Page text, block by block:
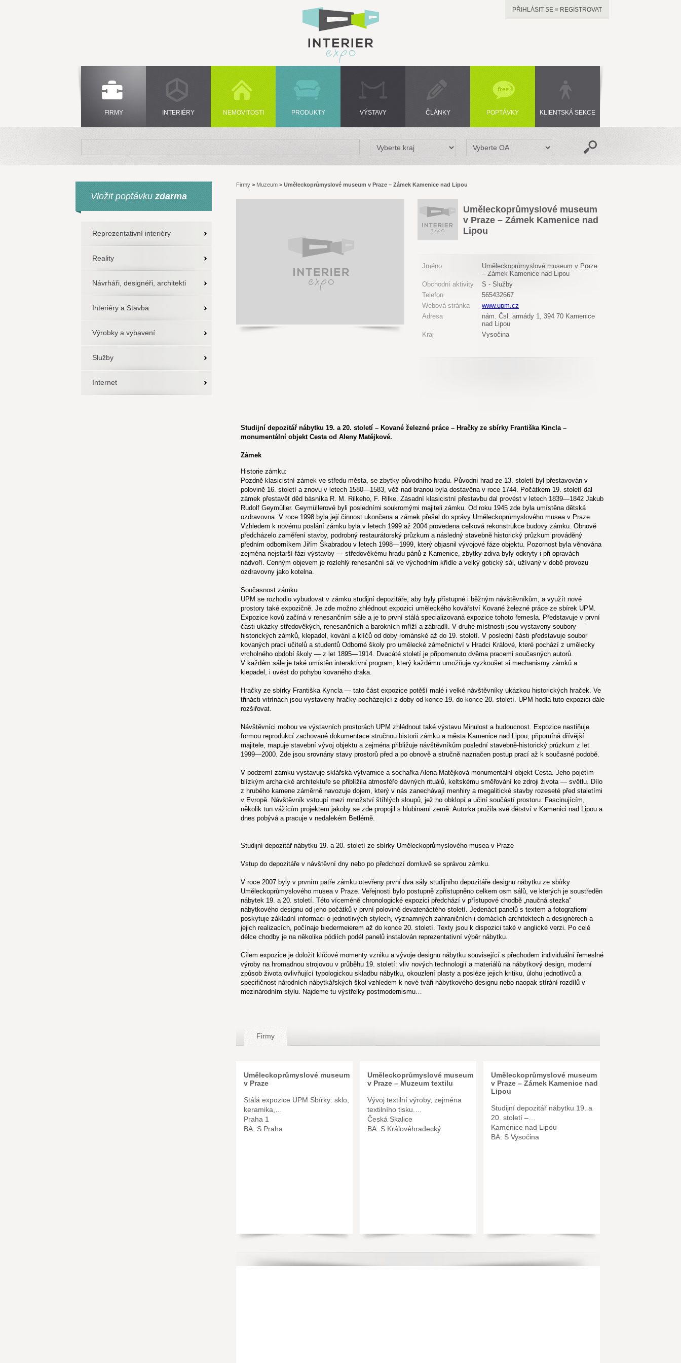
PŘIHLÁSIT SE ■ REGISTROVAT
FIRMY INTERIÉRY NEMOVITOSTI PRODUKTY VÝSTAVY ČLÁNKY POPTÁVKY KLIENTSKÁ SEKCE
Vložit poptávku zdarma
Reprezentativní interiéry
Reality
Návrháři, designéři, architekti
Interiéry a Stavba
Výrobky a vybavení
Služby
Internet
Firmy > Muzeum > Uměleckoprůmyslové museum v Praze – Zámek Kamenice nad Lipou
Uměleckoprůmyslové museum
v Praze – Zámek Kamenice nad
Lipou
Jméno
Uměleckoprůmyslové museum v Praze
– Zámek Kamenice nad Lipou
Obchodní aktivity
S - Služby
Telefon
565432667
Webová stránka
www.upm.cz
Adresa
nám. Čsl. armády 1, 394 70 Kamenice
nad Lipou
Kraj
Vysočina
Studijní depozitář nábytku 19. a 20. století – Kované železné práce – Hračky ze sbírky Františka Kincla –
monumentální objekt Cesta od Aleny Matějkové.
Zámek
Historie zámku:
Pozdně klasicistní zámek ve středu města, se zbytky původního hradu. Původní hrad ze 13. století byl přestavován v
polovině 16. století a znovu v letech 1580—1583, věž nad branou byla dostavěna v roce 1744. Počátkem 19. století dal
zámek přestavět děd básníka R. M. Rilkeho, F. Rilke. Zásadní klasicistní přestavbu dal provést v letech 1839—1842 Jakub
Rudolf Geymüller. Geymüllerové byli posledními soukromými majiteli zámku. Od roku 1945 zde byla umístěna dětská
ozdravovna. V roce 1998 byla její činnost ukončena a zámek přešel do správy Uměleckoprůmyslového musea v Praze.
Vzhledem k novému poslání zámku byla v letech 1999 až 2004 provedena celková rekonstrukce budovy zámku. Obnově
předcházelo zaměření stavby, podrobný restaurátorský průzkum a následný stavebně historický průzkum prováděný
předním odborníkem Jiřím Škabradou v letech 1998—1999, který objasnil vývojové fáze objektu. Pozornost byla věnována
zejména nejstarší fázi výstavby — středověkému hradu pánů z Kamenice, zbytky zdiva byly odkryty i při opravách
nádvoří. Cenným objevem je rozlehlý renesanční sál ve východním křídle a velký gotický sál, užívaný v době provozu
ozdravovny jako kotelna.
Současnost zámku
UPM se rozhodlo vybudovat v zámku studijní depozitáře, aby byly přístupné i běžným návštěvníkům, a využít nové
prostory také expozičně. Je zde možno zhlédnout expozici uměleckého kovářství Kované železné práce ze sbírek UPM.
Expozice kovů začíná v renesančním sále a je to první stálá specializovaná expozice tohoto řemesla. Představuje v první
části ukázky středověkých, renesančních a barokních mříží a zábradlí. V druhé místnosti jsou vystaveny soubory
historických zámků, klepadel, kování a klíčů od doby románské až do 19. století. V poslední části představuje soubor
kovaných prací učitelů a studentů Odborné školy pro umělecké zámečnictví v Hradci Králové, které pochází z umělecky
vrcholného období školy — z let 1895—1914. Dvacáté století je připomenuto dvěma pracemi současných autorů.
V každém sále je také umístěn interaktivní program, který každému umožňuje vyzkoušet si mechanismy zámků a
klepadel, i uvést do pohybu kovaného draka.
Hračky ze sbírky Františka Kyncla — tato část expozice potěší malé i velké návštěvníky ukázkou historických hraček. Ve
třinácti vitrínách jsou vystaveny hračky pocházející z doby od konce 19. do konce 20. století. UPM hodlá tuto expozici dále
rozšiřovat.
Návštěvníci mohou ve výstavních prostorách UPM zhlédnout také výstavu Minulost a budoucnost. Expozice nastiňuje
formou reprodukcí zachované dokumentace stručnou historii zámku a města Kamenice nad Lipou, připomíná dřívější
majitele, mapuje stavební vývoj objektu a zejména přibližuje návštěvníkům poslední stavebně-historický průzkum z let
1999—2000. Zde jsou srovnány stavy prostorů před a po obnově a stručně naznačen postup prací až k současné podobě.
V podzemí zámku vystavuje sklářská výtvarnice a sochařka Alena Matějková monumentální objekt Cesta. Jeho pojetím
blízkým archaické architektuře se přiblížila atmosféře dávných rituálů, keltskému směřování ke zdroji života — světlu. Dílo
z hrubého kamene záměrně navozuje dojem, který v nás zanechávají menhiry a megalitické stavby rozeseté před staletími
v Evropě. Návštěvník vstoupí mezi množství štíhlých sloupů, jež ho obklopí a učiní součástí prostoru. Fascinujícím,
několik tun vážícím projektem jakoby se zde propojil s hlubinami země. Autorka prožila své dětství v Kamenici nad Lipou a
dnes pobývá a pracuje v nedalekém Betlémě.
Studijní depozitář nábytku 19. a 20. století ze sbírky Uměleckoprůmyslového musea v Praze
Vstup do depozitáře v návštěvní dny nebo po předchozí domluvě se správou zámku.
V roce 2007 byly v prvním patře zámku otevřeny první dva sály studijního depozitáře designu nábytku ze sbírky
Uměleckoprůmyslového musea v Praze. Veřejnosti bylo postupně zpřístupněno celkem osm sálů, ve kterých je soustředěn
nábytek 19. a 20. století. Této víceméně chronologické expozici předchází v přístupové chodbě „naučná stezka“
nábytkového designu od jeho počátků v první polovině devatenáctého století. Jedenáct panelů s textem a fotografiemi
poskytuje základní informaci o jednotlivých stylech, významných zahraničních i domácích architektech a designérech a
jejich realizacích, počínaje biedermeierem až do konce 20. století. Texty jsou k dispozici také v anglické verzi. Po celé
délce chodby je na několika pódiích podél panelů instalován reprezentativní výběr nábytku.
Cílem expozice je doložit klíčové momenty vzniku a vývoje designu nábytku související s přechodem individuální řemeslné
výroby na hromadnou strojovou v průběhu 19. století: vliv nových technologií a materiálů na nábytkový design, moderní
způsob života ovlivňující typologickou skladbu nábytku, okouzlení plasty a posléze jejich kritiku, úlohu jednotlivců a
specifičnost národních nábytkářských škol vzhledem k nové tváři nábytkového designu nebo naopak stírání rozdílů v
mezinárodním stylu. Najdeme tu výstřelky postmodernismu…
Firmy
Uměleckoprůmyslové museum
v Praze
Stálá expozice UPM Sbírky: sklo,
keramika,…
Praha 1
BA: S Praha
Uměleckoprůmyslové museum
v Praze – Muzeum textilu
Vývoj textilní výroby, zejména
textilního tisku.…
Česká Skalice
BA: S Královéhradecký
Uměleckoprůmyslové museum
v Praze – Zámek Kamenice nad
Lipou
Studijní depozitář nábytku 19. a
20. století –…
Kamenice nad Lipou
BA: S Vysočina